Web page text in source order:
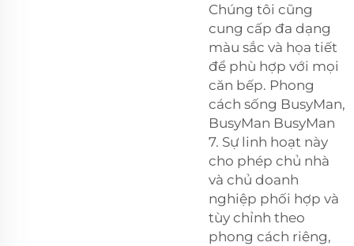
Chúng tôi cũng
cung cấp đa dạng
màu sắc và họa tiết
để phù hợp với mọi
căn bếp. Phong
cách sống BusyMan,
BusyMan BusyMan
7. Sự linh hoạt này
cho phép chủ nhà
và chủ doanh
nghiệp phối hợp và
tùy chỉnh theo
phong cách riêng,